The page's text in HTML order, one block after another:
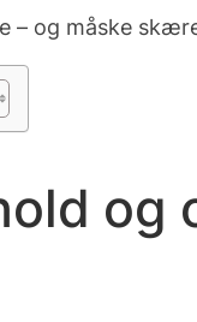
– og måske
og